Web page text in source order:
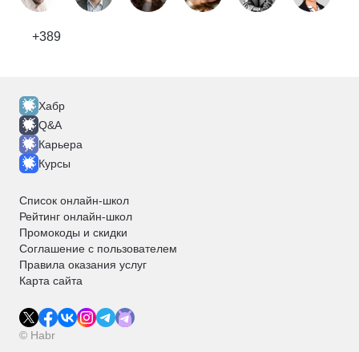
+389
Хабр
Q&A
Карьера
Курсы
Список онлайн-школ
Рейтинг онлайн-школ
Промокоды и скидки
Соглашение с пользователем
Правила оказания услуг
Карта сайта
© Habr